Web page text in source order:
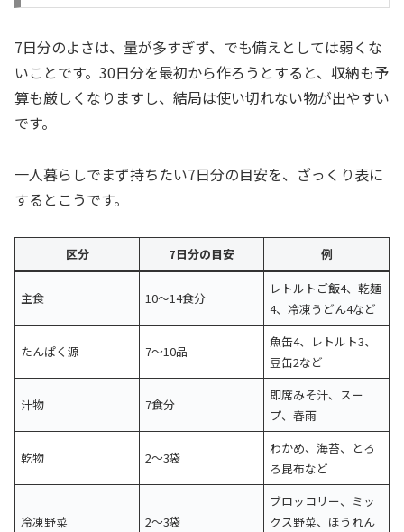
7日分のよさは、量が多すぎず、でも備えとしては弱くな
いことです。30日分を最初から作ろうとすると、収納も予
算も厳しくなりますし、結局は使い切れない物が出やすい
です。
一人暮らしでまず持ちたい7日分の目安を、ざっくり表に
するとこうです。
区分 7日分の目安 例
主食 10〜14食分
レトルトご飯4、乾麺
4、冷凍うどん4など
たんぱく源 7〜10品
魚缶4、レトルト3、
豆缶2など
汁物 7食分
即席みそ汁、スー
プ、春雨
乾物 2〜3袋
わかめ、海苔、とろ
ろ昆布など
冷凍野菜 2〜3袋
ブロッコリー、ミッ
クス野菜、ほうれん